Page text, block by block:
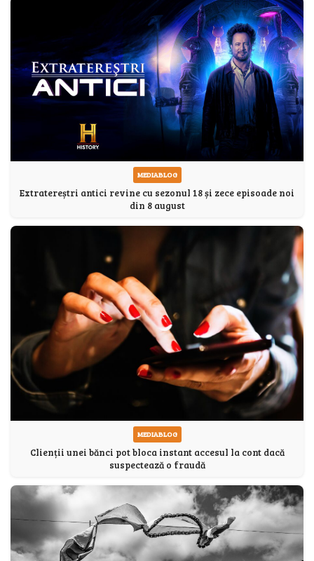
MEDIABLOG
Extratereștri antici revine cu sezonul 18 și zece episoade noi
din 8 august
MEDIABLOG
Clienții unei bănci pot bloca instant accesul la cont dacă
suspectează o fraudă